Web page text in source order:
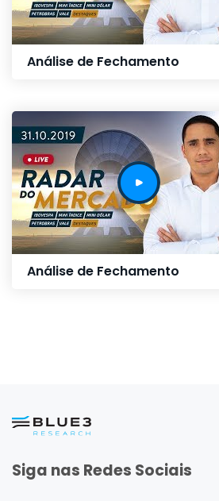
Análise de Fechamento
Análise de Fechamento
Siga nas Redes Sociais